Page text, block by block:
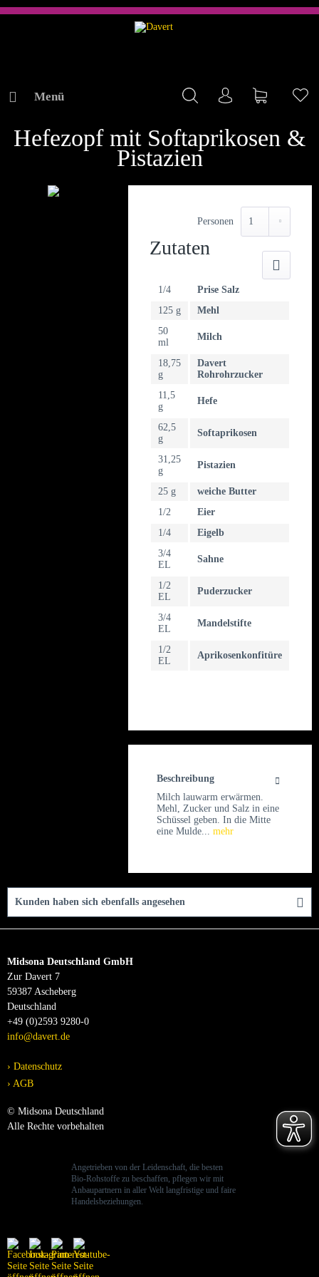
Menü Mein KontoWarenkorb
REZEPTE
Hefezopf mit Softaprikosen &
Pistazien
Personen
Zutaten
1/4
Prise Salz
125 g
Mehl
50
ml
Milch
18,75
g
Davert
Rohrohrzucker
11,5
g
Hefe
62,5
g
Softaprikosen
31,25
g
Pistazien
25 g
weiche Butter
1/2
Eier
1/4
Eigelb
3/4
EL
Sahne
1/2
EL
Puderzucker
3/4
EL
Mandelstifte
1/2
EL
Aprikosenkonfitüre
Beschreibung
Milch lauwarm erwärmen.
Mehl, Zucker und Salz in eine
Schüssel geben. In die Mitte
eine Mulde... mehr
Kunden haben sich ebenfalls angesehen
Midsona Deutschland GmbH
Zur Davert 7
59387 Ascheberg
Deutschland
+49 (0)2593 9280-0
info@davert.de
Datenschutz
AGB
© Midsona Deutschland
Alle Rechte vorbehalten
Angetrieben von der Leidenschaft, die besten
Bio-Rohstoffe zu beschaffen, pflegen wir mit
Anbaupartnern in aller Welt langfristige und faire
Handelsbeziehungen.